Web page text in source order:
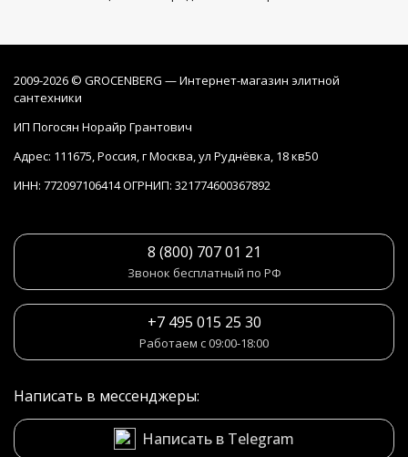
2009-2026 © GROCENBERG — Интернет-магазин элитной
сантехники
ИП Погосян Норайр Грантович
Адрес: 111675, Россия, г Москва, ул Руднёвка, 18 кв50
ИНН: 772097106414 ОГРНИП: 321774600367892
8 (800) 707 01 21
Звонок бесплатный по РФ
+7 495 015 25 30
Работаем с 09:00-18:00
Написать в мессенджеры:
Написать в Telegram